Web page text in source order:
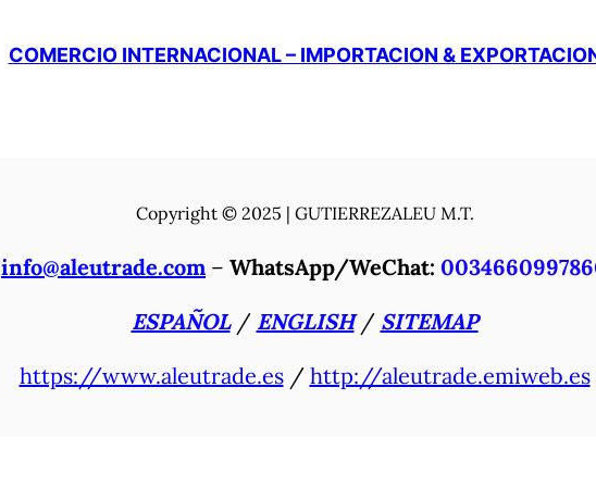
COMERCIO INTERNACIONAL – IMPORTACION &
Copyright © 2025 | GUTIERREZALEU M.T.
info@aleutrade.com – WhatsApp/WeChat:
ESPAÑOL/ ENGLISH/ SITEMAP
https://www.aleutrade.es/ http://aleutrade.emiweb.es